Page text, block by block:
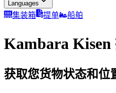
Languages
集装箱 提单 船舶
Kambara Kisen
获取您货物状态和位